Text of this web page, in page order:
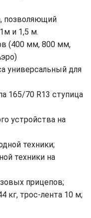
позволяющий
и 1,5 м.
(400 мм, 800 мм,
универсальный для
165/70 R13 ступица
устройства на
техники;
техники на
прицепов;
кг, трос-лента 10 м;